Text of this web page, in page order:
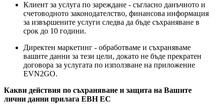
Клиент за услуга по зареждане - съгласно данъчното и
счетоводното законодателство, финансова информация
за извършените услуги следва да бъде съхраняване в
срок до 10 години.
Директен маркетинг - обработваме и съхраняваме
вашите данни за тези цели, докато не бъде прекратен
договора за услугата по използване на приложение
EVN2GO.
Какви действия по съхраняване и защита на Вашите
лични данни прилага ЕВН ЕС